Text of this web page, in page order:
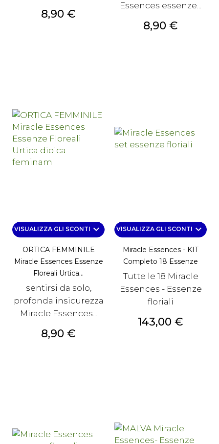
Prezzo
8,90 €
Essences essenze...
Prezzo
8,90 €
VISUALIZZA GLI SCONTI keyboard_arrow_down
ORTICA FEMMINILE
Miracle Essences Essenze
Floreali Urtica...
sentirsi da solo,
profonda insicurezza
Miracle Essences...
Prezzo
8,90 €
VISUALIZZA GLI SCONTI keyboard_arrow_down
Miracle Essences - KIT
Completo 18 Essenze
Tutte le 18 Miracle
Essences - Essenze
floriali
Prezzo
143,00 €